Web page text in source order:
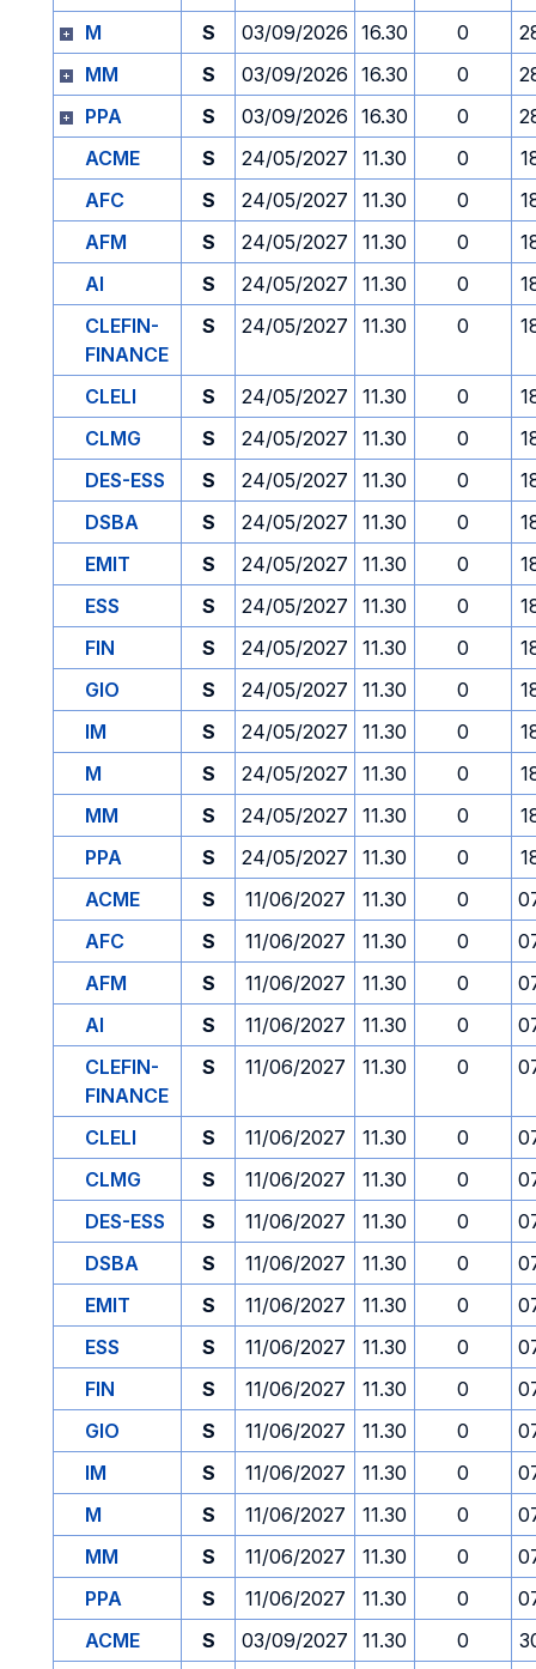
M
S 03/09/2026 16.30 0
MM
S 03/09/2026 16.30 0
PPA
S 03/09/2026 16.30 0
ACME
S 24/05/2027 11.30 0
AFC
S 24/05/2027 11.30 0
AFM
S 24/05/2027 11.30 0
AI
S 24/05/2027 11.30 0
CLEFIN-
FINANCE
S 24/05/2027 11.30 0
CLELI S 24/05/2027 11.30 0
CLMG
S 24/05/2027 11.30 0
DES-ESS
S 24/05/2027 11.30 0
DSBA
S 24/05/2027 11.30 0
EMIT
S 24/05/2027 11.30 0
ESS
S 24/05/2027 11.30 0
FIN
S 24/05/2027 11.30 0
GIO
S 24/05/2027 11.30 0
IM
S 24/05/2027 11.30 0
M
S 24/05/2027 11.30 0
MM
S 24/05/2027 11.30 0
PPA
S 24/05/2027 11.30 0
ACME
S 11/06/2027 11.30 0
AFC
S 11/06/2027 11.30 0
AFM
S 11/06/2027 11.30 0
AI
S 11/06/2027 11.30 0
CLEFIN-
FINANCE
S 11/06/2027 11.30 0
CLELI S 11/06/2027 11.30 0
CLMG
S 11/06/2027 11.30 0
DES-ESS
S 11/06/2027 11.30 0
DSBA
S 11/06/2027 11.30 0
EMIT
S 11/06/2027 11.30 0
ESS
S 11/06/2027 11.30 0
FIN
S 11/06/2027 11.30 0
GIO
S 11/06/2027 11.30 0
IM
S 11/06/2027 11.30 0
M
S 11/06/2027 11.30 0
MM
S 11/06/2027 11.30 0
PPA
S 11/06/2027 11.30 0
ACME
S 03/09/2027 11.30 0